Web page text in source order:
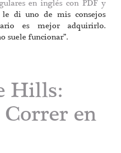
en inglés con PDF y
le di uno de mis consejos
es mejor adquirirlo.
suele funcionar”.
Hills:
en